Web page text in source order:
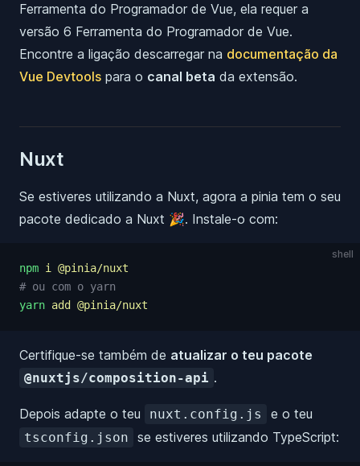
Ferramenta do Programador de Vue, ela requer a
versão 6 Ferramenta do Programador de Vue.
Encontre a ligação descarregar na documentação da
Vue Devtools para o canal beta da extensão.
Nuxt
Se estiveres utilizando a Nuxt, agora a pinia tem o seu
pacote dedicado a Nuxt 🎉. Instale-o com:
shell
npm i
@pinia/nuxt
# ou com o yarn
yarn add @pinia/nuxt
Certifique-se também de atualizar o teu pacote
@nuxtjs/composition-api .
Depois adapte o teu nuxt.config.js e o teu
tsconfig.json se estiveres utilizando TypeScript: